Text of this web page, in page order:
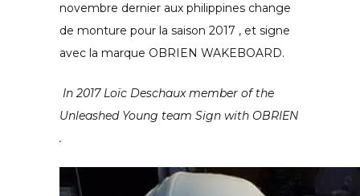
novembre dernier aux philippines change
de monture pour la saison 2017 , et signe
avec la marque OBRIEN WAKEBOARD.
In 2017 Loïc Deschaux member of the
Unleashed Young team Sign with OBRIEN
.